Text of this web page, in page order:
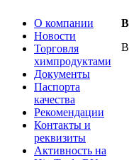
О компании
Новости
Торговля
химпродуктами
Документы
Паспорта
качества
Рекомендации
Контакты и
реквизиты
Активность на